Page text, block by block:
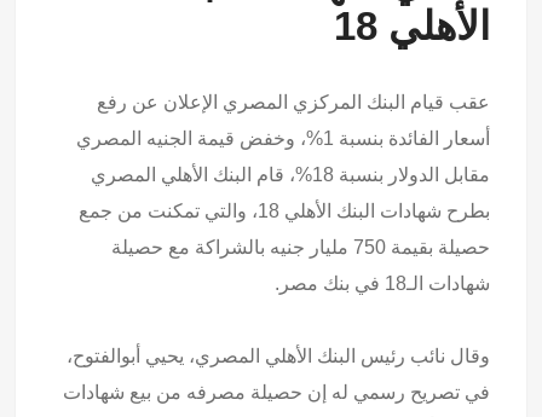
الأهلي 18
عقب قيام البنك المركزي المصري الإعلان عن رفع
أسعار الفائدة بنسبة 1%، وخفض قيمة الجنيه المصري
مقابل الدولار بنسبة 18%، قام البنك الأهلي المصري
بطرح شهادات البنك الأهلي 18، والتي تمكنت من جمع
حصيلة بقيمة 750 مليار جنيه بالشراكة مع حصيلة
شهادات الـ18 في بنك مصر.
وقال نائب رئيس البنك الأهلي المصري، يحيي أبوالفتوح،
في تصريح رسمي له إن حصيلة مصرفه من بيع شهادات